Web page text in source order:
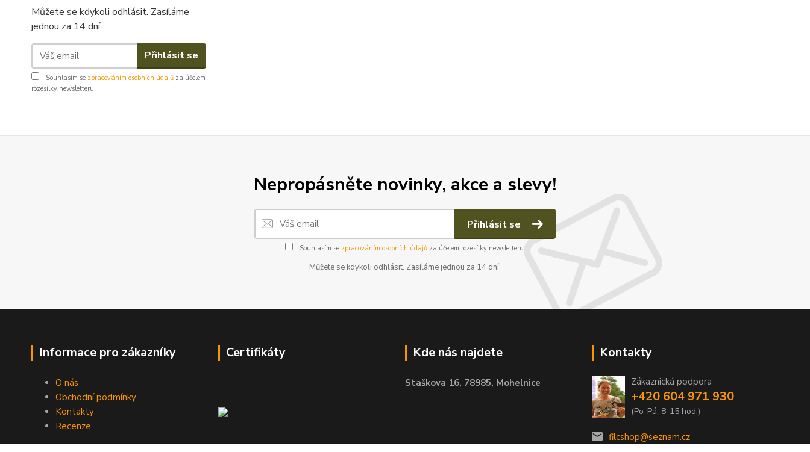
Můžete se kdykoli odhlásit. Zasíláme
jednou za 14 dní.
Přihlásit se
Souhlasím se zpracováním osobních údajů za účelem
rozesílky newsletteru.
Nepropásněte novinky, akce a slevy!
Přihlásit se
Souhlasím se zpracováním osobních údajůza účelem rozesílky newsletteru.
Můžete se kdykoli odhlásit. Zasíláme jednou za 14 dní.
Informace pro zákazníky
O nás
Obchodní podmínky
Kontakty
Recenze
Certifikáty Kde nás najdete
Staškova 16, 78985, Mohelnice
Kontakty
Zákaznická podpora
+420 604 971 930
(Po-Pá, 8-15 hod.)
filcshop@seznam.cz